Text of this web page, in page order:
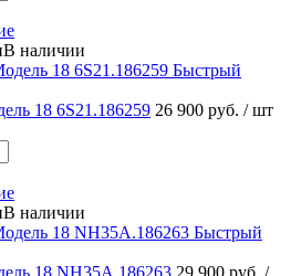
В наличии
Быстрый
18 6S21.186259 26 900 руб. / шт
В наличии
Быстрый